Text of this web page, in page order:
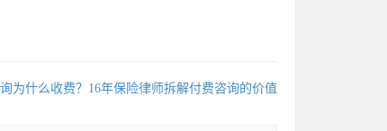
为什么收费？16年保险律师拆解付费咨询的价值